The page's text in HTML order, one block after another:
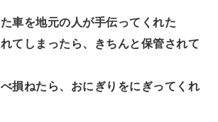
車を地元の人が手伝ってくれた
てしまったら、きちんと保管されて
損ねたら、おにぎりをにぎってくれ